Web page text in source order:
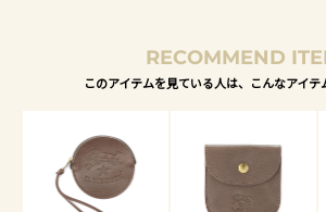
RECOMMEND
このアイテムを見ている人は、こんなアイテ